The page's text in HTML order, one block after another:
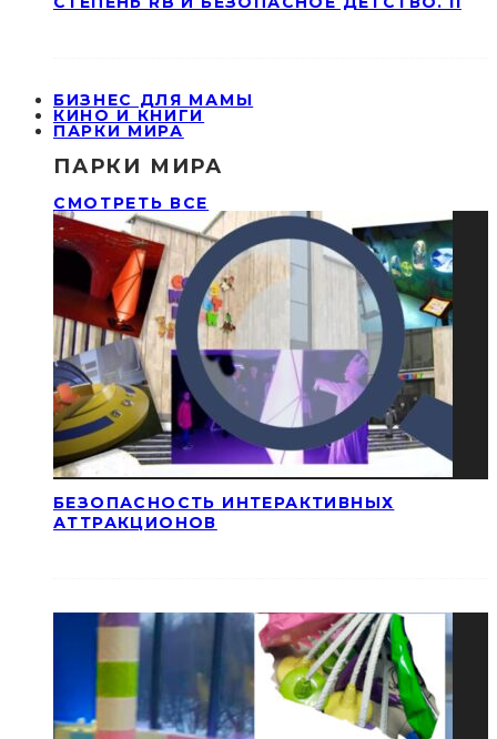
БИЗНЕС ДЛЯ МАМЫ
КИНО И КНИГИ
ПАРКИ МИРА
ПАРКИ МИРА
СМОТРЕТЬ ВСЕ
БЕЗОПАСНОСТЬ ИНТЕРАКТИВНЫХ
АТТРАКЦИОНОВ